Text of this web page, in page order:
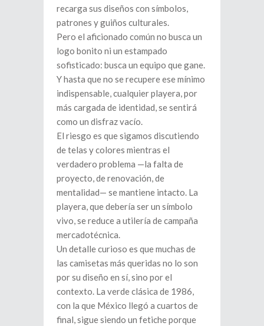
recarga sus diseños con símbolos,
patrones y guiños culturales.
Pero el aficionado común no busca un
logo bonito ni un estampado
sofisticado: busca un equipo que gane.
Y hasta que no se recupere ese mínimo
indispensable, cualquier playera, por
más cargada de identidad, se sentirá
como un disfraz vacío.
El riesgo es que sigamos discutiendo
de telas y colores mientras el
verdadero problema —la falta de
proyecto, de renovación, de
mentalidad— se mantiene intacto. La
playera, que debería ser un símbolo
vivo, se reduce a utilería de campaña
mercadotécnica.
Un detalle curioso es que muchas de
las camisetas más queridas no lo son
por su diseño en sí, sino por el
contexto. La verde clásica de 1986,
con la que México llegó a cuartos de
final, sigue siendo un fetiche porque